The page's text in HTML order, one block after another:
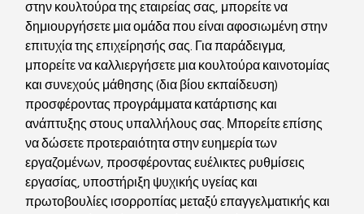
στην κουλτούρα της εταιρείας σας, μπορείτε να
δημιουργήσετε μια ομάδα που είναι αφοσιωμένη στην
επιτυχία της επιχείρησής σας. Για παράδειγμα,
μπορείτε να καλλιεργήσετε μια κουλτούρα καινοτομίας
και συνεχούς μάθησης (δια βίου εκπαίδευση)
προσφέροντας προγράμματα κατάρτισης και
ανάπτυξης στους υπαλλήλους σας. Μπορείτε επίσης
να δώσετε προτεραιότητα στην ευημερία των
εργαζομένων, προσφέροντας ευέλικτες ρυθμίσεις
εργασίας, υποστήριξη ψυχικής υγείας και
πρωτοβουλίες ισορροπίας μεταξύ επαγγελματικής και